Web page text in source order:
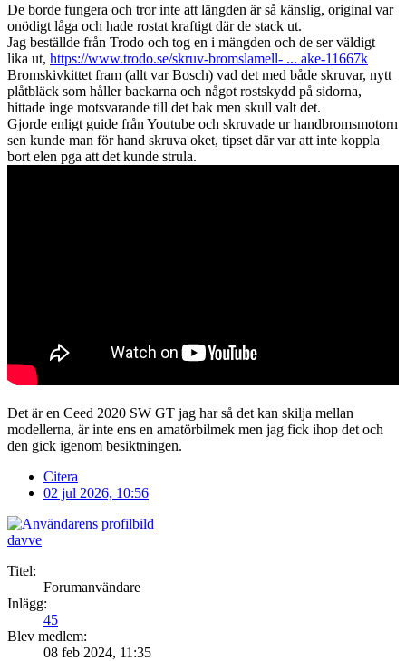
De borde fungera och tror inte att längden är så känslig, original var
onödigt låga och hade rostat kraftigt där de stack ut.
Jag beställde från Trodo och tog en i mängden och de ser väldigt
lika ut, https://www.trodo.se/skruv-bromslamell- ... ake-11667k
Bromskivkittet fram (allt var Bosch) vad det med både skruvar, nytt
plåtbläck som håller backarna och något rostskydd på sidorna,
hittade inge motsvarande till det bak men skull valt det.
Gjorde enligt guide från Youtube och skruvade ur handbromsmotorn
sen kunde man för hand skruva oket, tipset där var att inte koppla
bort elen pga att det kunde strula.
Det är en Ceed 2020 SW GT jag har så det kan skilja mellan
modellerna, är inte ens en amatörbilmek men jag fick ihop det och
den gick igenom besiktningen.
Citera
02 jul 2026, 10:56
davve
Titel:
Forumanvändare
Inlägg:
45
Blev medlem:
08 feb 2024, 11:35